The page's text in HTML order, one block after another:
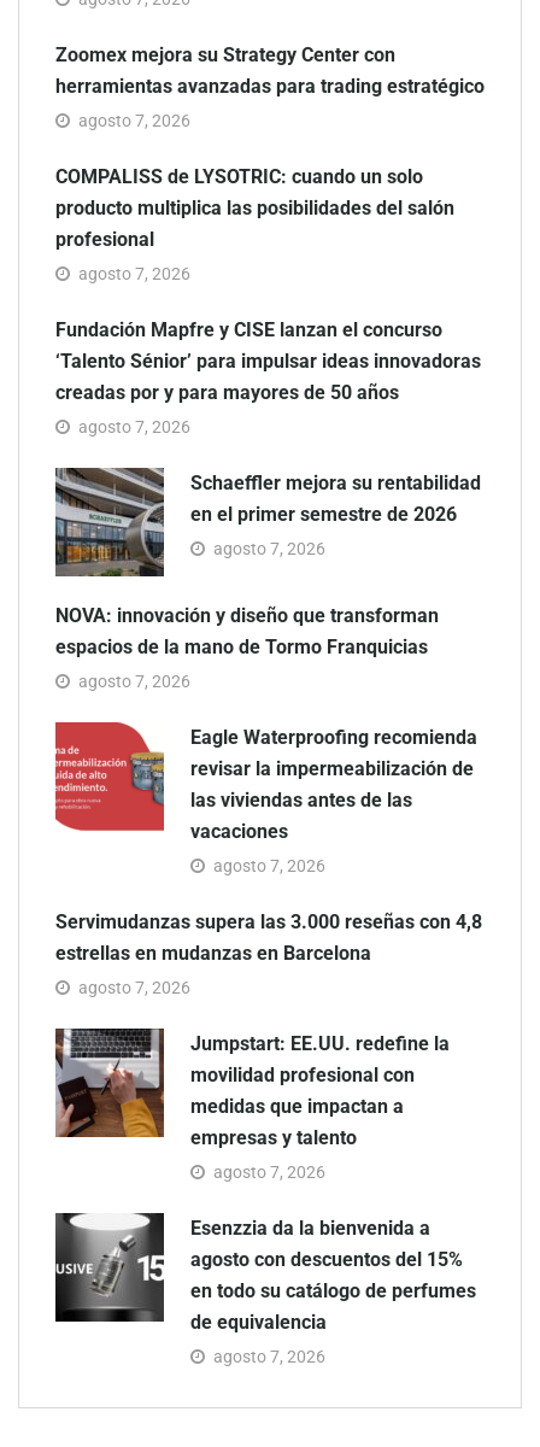
Zoomex mejora su Strategy Center con
herramientas avanzadas para trading estratégico
agosto 7, 2026
COMPALISS de LYSOTRIC: cuando un solo
producto multiplica las posibilidades del salón
profesional
agosto 7, 2026
Fundación Mapfre y CISE lanzan el concurso
‘Talento Sénior’ para impulsar ideas innovadoras
creadas por y para mayores de 50 años
agosto 7, 2026
Schaeffler mejora su rentabilidad
en el primer semestre de 2026
agosto 7, 2026
NOVA: innovación y diseño que transforman
espacios de la mano de Tormo Franquicias
agosto 7, 2026
Eagle Waterproofing recomienda
revisar la impermeabilización de
las viviendas antes de las
vacaciones
agosto 7, 2026
Servimudanzas supera las 3.000 reseñas con 4,8
estrellas en mudanzas en Barcelona
agosto 7, 2026
Jumpstart: EE.UU. redefine la
movilidad profesional con
medidas que impactan a
empresas y talento
agosto 7, 2026
Esenzzia da la bienvenida a
agosto con descuentos del 15%
en todo su catálogo de perfumes
de equivalencia
agosto 7, 2026